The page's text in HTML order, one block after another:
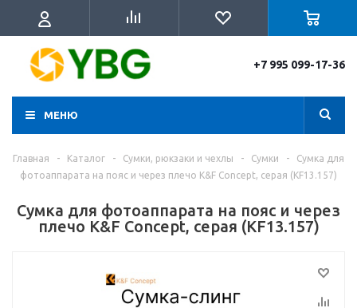
+7 995 099-17-36
МЕНЮ
Главная - Каталог - Сумки, рюкзаки и чехлы - Сумки -
Cумка для
фотоаппарата на пояс и через плечо K&F Concept, серая (KF13.157)
Cумка для фотоаппарата на пояс и через
плечо K&F Concept, серая (KF13.157)